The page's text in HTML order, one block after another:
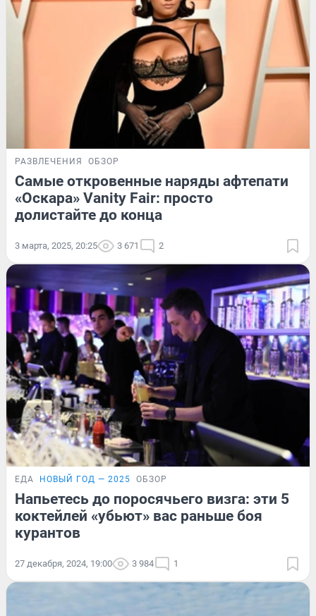
РАЗВЛЕЧЕНИЯ ОБЗОР
Самые откровенные наряды афтепати
«Оскара» Vanity Fair: просто
долистайте до конца
3 марта, 2025, 20:25 3 671 2
ЕДА НОВЫЙ ГОД — 2025 ОБЗОР
Напьетесь до поросячьего визга: эти 5
коктейлей «убьют» вас раньше боя
курантов
27 декабря, 2024, 19:00 3 984 1